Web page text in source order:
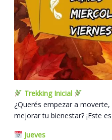
Trekking Inicial
¿Querés empezar a
mejorar tu bienestar? ¡Este
Jueves